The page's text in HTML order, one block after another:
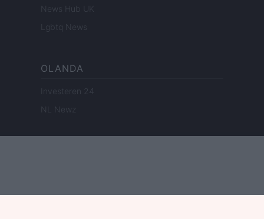
News Hub UK
Lgbtq News
OLANDA
Investeren 24
NL Newz